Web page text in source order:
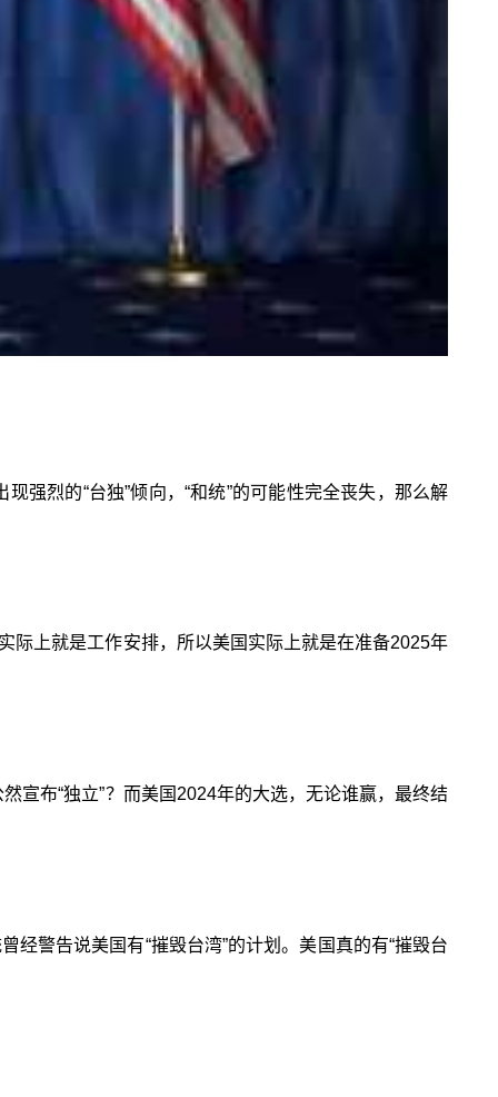
强烈的“台独”倾向，“和统”的可能性完全丧失，那么解
际上就是工作安排，所以美国实际上就是在准备2025年
宣布“独立”？而美国2024年的大选，无论谁赢，最终结
警告说美国有“摧毁台湾”的计划。美国真的有“摧毁台